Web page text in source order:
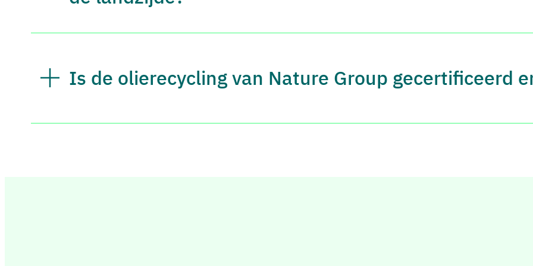
Is de olierecycling van Nature Group gecertificeerd